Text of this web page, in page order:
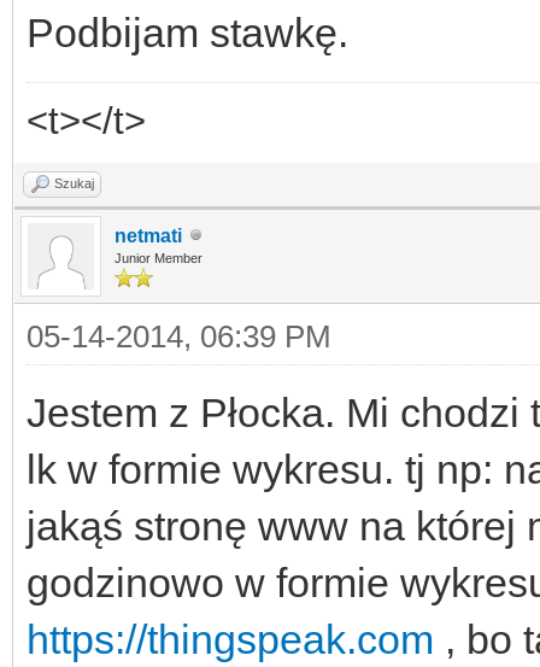
Podbijam stawkę.
<t></t>
Szukaj
netmati
Junior Member
05-14-2014, 06:39 PM
Jestem z Płocka. Mi
lk w formie wykresu. tj np:
jakąś stronę www na której
godzinowo w formie
https://thingspeak.com , bo